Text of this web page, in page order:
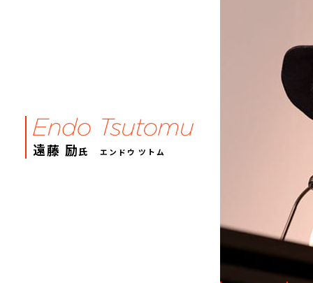
遠藤 励氏 エンドウ ツトム